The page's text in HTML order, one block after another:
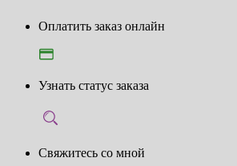
Оплатить заказ онлайн
Узнать статус заказа
Свяжитесь со мной